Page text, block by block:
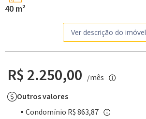
40 m²
Ver descrição do imóvel
R$ 2.250,00 /mês
Outros valores
Condomínio R$ 863,87